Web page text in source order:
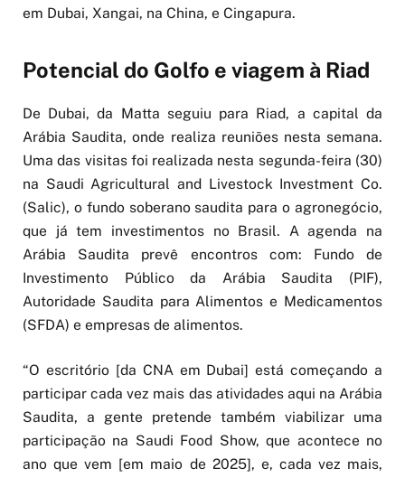
em Dubai, Xangai, na China, e Cingapura.
Potencial do Golfo e viagem à Riad
De Dubai, da Matta seguiu para Riad, a capital da
Arábia Saudita, onde realiza reuniões nesta semana.
Uma das visitas foi realizada nesta segunda-feira (30)
na Saudi Agricultural and Livestock Investment Co.
(Salic), o fundo soberano saudita para o agronegócio,
que já tem investimentos no Brasil. A agenda na
Arábia Saudita prevê encontros com: Fundo de
Investimento Público da Arábia Saudita (PIF),
Autoridade Saudita para Alimentos e Medicamentos
(SFDA) e empresas de alimentos.
“O escritório [da CNA em Dubai] está começando a
participar cada vez mais das atividades aqui na Arábia
Saudita, a gente pretende também viabilizar uma
participação na Saudi Food Show, que acontece no
ano que vem [em maio de 2025], e, cada vez mais,